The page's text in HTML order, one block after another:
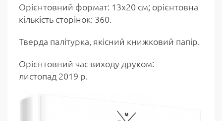
Орієнтовний формат: 13х20 см; орієнтовна
кількість сторінок: 360.
Тверда палітурка, якісний книжковий папір.
Орієнтовний час виходу друком:
листопад 2019 р.